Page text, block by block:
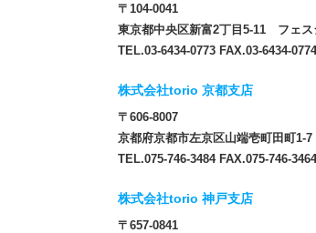
〒104-0041
東京都中央区新富2丁目5-11 フェス
TEL.03-6434-0773 FAX.03-6434-0774
株式会社torio 京都支店
〒606-8007
京都府京都市左京区山端壱町田町
TEL.075-746-3484 FAX.075-746-3464
株式会社torio 神戸支店
〒657-0841